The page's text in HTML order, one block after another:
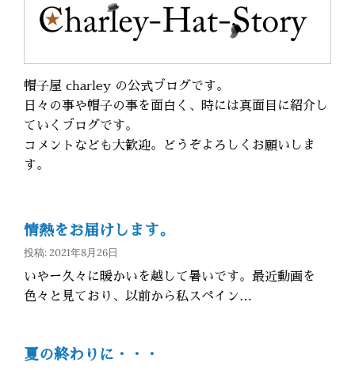
帽子屋 charley の公式ブログです。
日々の事や帽子の事を面白く、時には真面目に紹介し
ていくブログです。
コメントなども大歓迎。どうぞよろしくお願いしま
す。
情熱をお届けします。
投稿: 2021年8月26日
いやー久々に暖かいを越して暑いです。最近動画を
色々と見ており、以前から私スペイン…
夏の終わりに・・・